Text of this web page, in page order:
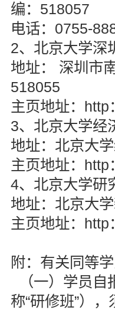
编：518057
电话：0755-
2、北京大学深
地址： 深圳市
518055
主页地址：
3、北京大学经
地址：北京大
主页地址：
4、北京大学研
地址：北京大
主页地址：
附：有关同等
（一）学员自
称“研修班”）